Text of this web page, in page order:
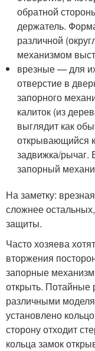
обратной
держатель.
различной
механизмом
врезные — для
отверстие в
запорного
калиток (из
выглядит как
открывающийся
задвижка/рычаг.
запорный
На заметку:
сложнее
защиты.
Часто хозяева
вторжения
запорные
открыть. Потайные
различными
установлено
сторону отходит
кольца замок